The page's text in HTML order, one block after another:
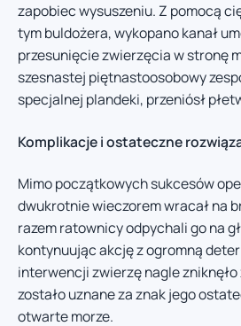
zapobiec wysuszeniu. Z pomocą
tym buldożera, wykopano kanał
przesunięcie zwierzęcia w stronę
szesnastej piętnastoosobowy
specjalnej plandeki, przeniósł
Komplikacje i ostateczne
Mimo początkowych sukcesów
dwukrotnie wieczorem wracał na
razem ratownicy odpychali go na
kontynuując akcję z ogromną
interwencji zwierzę nagle
zostało uznane za znak jego
otwarte morze.